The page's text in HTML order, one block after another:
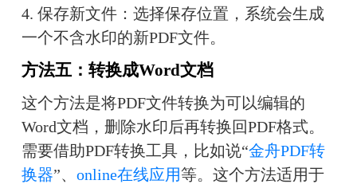
4. 保存新文件：选择保存位置，系统会生成
一个不含水印的新PDF文件。
方法五：转换成Word文档
这个方法是将PDF文件转换为可以编辑的
Word文档，删除水印后再转换回PDF格式。
需要借助PDF转换工具，比如说“金舟PDF转
换器”、 online在线应用等。这个方法适用于